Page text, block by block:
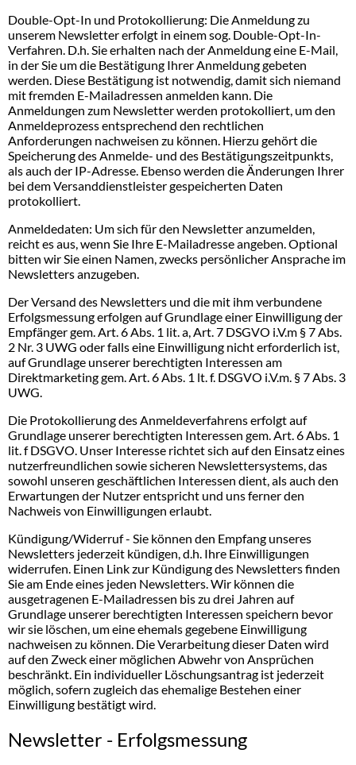
Double-Opt-In und Protokollierung: Die Anmeldung zu
unserem Newsletter erfolgt in einem sog. Double-Opt-In-
Verfahren. D.h. Sie erhalten nach der Anmeldung eine E-Mail,
in der Sie um die Bestätigung Ihrer Anmeldung gebeten
werden. Diese Bestätigung ist notwendig, damit sich niemand
mit fremden E-Mailadressen anmelden kann. Die
Anmeldungen zum Newsletter werden protokolliert, um den
Anmeldeprozess entsprechend den rechtlichen
Anforderungen nachweisen zu können. Hierzu gehört die
Speicherung des Anmelde- und des Bestätigungszeitpunkts,
als auch der IP-Adresse. Ebenso werden die Änderungen Ihrer
bei dem Versanddienstleister gespeicherten Daten
protokolliert.
Anmeldedaten: Um sich für den Newsletter anzumelden,
reicht es aus, wenn Sie Ihre E-Mailadresse angeben. Optional
bitten wir Sie einen Namen, zwecks persönlicher Ansprache im
Newsletters anzugeben.
Der Versand des Newsletters und die mit ihm verbundene
Erfolgsmessung erfolgen auf Grundlage einer Einwilligung der
Empfänger gem. Art. 6 Abs. 1 lit. a, Art. 7 DSGVO i.V.m § 7 Abs.
2 Nr. 3 UWG oder falls eine Einwilligung nicht erforderlich ist,
auf Grundlage unserer berechtigten Interessen am
Direktmarketing gem. Art. 6 Abs. 1 lt. f. DSGVO i.V.m. § 7 Abs. 3
UWG.
Die Protokollierung des Anmeldeverfahrens erfolgt auf
Grundlage unserer berechtigten Interessen gem. Art. 6 Abs. 1
lit. f DSGVO. Unser Interesse richtet sich auf den Einsatz eines
nutzerfreundlichen sowie sicheren Newslettersystems, das
sowohl unseren geschäftlichen Interessen dient, als auch den
Erwartungen der Nutzer entspricht und uns ferner den
Nachweis von Einwilligungen erlaubt.
Kündigung/Widerruf - Sie können den Empfang unseres
Newsletters jederzeit kündigen, d.h. Ihre Einwilligungen
widerrufen. Einen Link zur Kündigung des Newsletters finden
Sie am Ende eines jeden Newsletters. Wir können die
ausgetragenen E-Mailadressen bis zu drei Jahren auf
Grundlage unserer berechtigten Interessen speichern bevor
wir sie löschen, um eine ehemals gegebene Einwilligung
nachweisen zu können. Die Verarbeitung dieser Daten wird
auf den Zweck einer möglichen Abwehr von Ansprüchen
beschränkt. Ein individueller Löschungsantrag ist jederzeit
möglich, sofern zugleich das ehemalige Bestehen einer
Einwilligung bestätigt wird.
Newsletter - Erfolgsmessung